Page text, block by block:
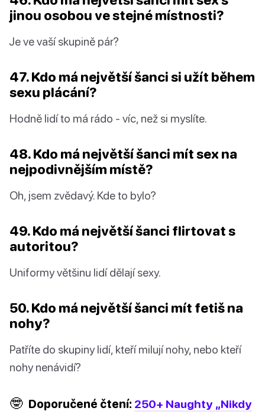
jinou osobou ve stejné místnosti?
Je ve vaší skupině pár?
47. Kdo má největší šanci si užít během
sexu plácání?
Hodně lidí to má rádo - víc, než si myslíte.
48. Kdo má největší šanci mít sex na
nejpodivnějším místě?
Oh, jsem zvědavý. Kde to bylo?
49. Kdo má největší šanci flirtovat s
autoritou?
Uniformy většinu lidí dělají sexy.
50. Kdo má největší šanci mít fetiš na
nohy?
Patříte do skupiny lidí, kteří milují nohy, nebo kteří
nohy nenávidí?
🤓 Doporučené čtení: 250+ Naughty „Nikdy